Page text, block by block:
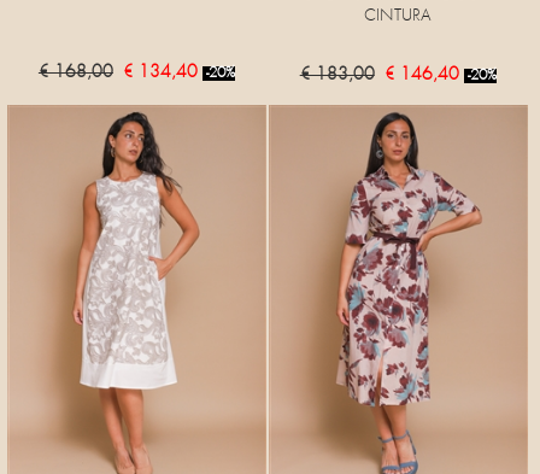
€ 168,00 € 134,40 -20%
CINTURA
€ 183,00 € 146,40 -20%